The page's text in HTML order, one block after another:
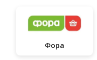
Фора